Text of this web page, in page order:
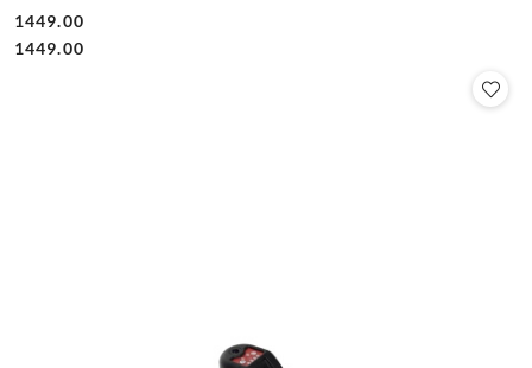
Cena:
1449.00
Cena:
1449.00